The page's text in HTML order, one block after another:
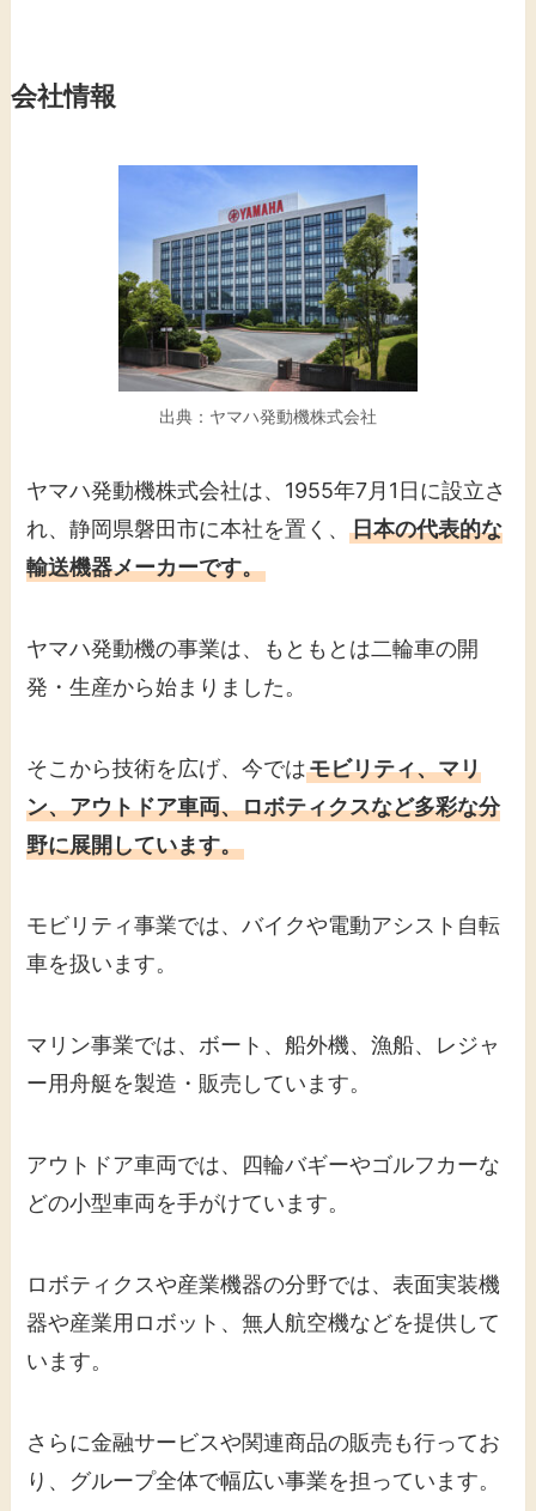
会社情報
出典：ヤマハ発動機株式会社
ヤマハ発動機株式会社は、1955年7月1日に設立さ
れ、静岡県磐田市に本社を置く、日本の代表的な
輸送機器メーカーです。
ヤマハ発動機の事業は、もともとは二輪車の開
発・生産から始まりました。
そこから技術を広げ、今ではモビリティ、マリ
ン、アウトドア車両、ロボティクスなど多彩な分
野に展開しています。
モビリティ事業では、バイクや電動アシスト自転
車を扱います。
マリン事業では、ボート、船外機、漁船、レジャ
ー用舟艇を製造・販売しています。
アウトドア車両では、四輪バギーやゴルフカーな
どの小型車両を手がけています。
ロボティクスや産業機器の分野では、表面実装機
器や産業用ロボット、無人航空機などを提供して
います。
さらに金融サービスや関連商品の販売も行ってお
り、グループ全体で幅広い事業を担っています。